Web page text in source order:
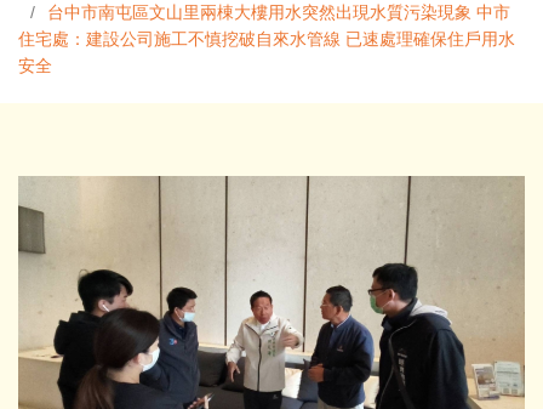
台中市南屯區文山里兩棟大樓用水突然出現水質污染現象 中市
住宅處：建設公司施工不慎挖破自來水管線 已速處理確保住戶用水
安全